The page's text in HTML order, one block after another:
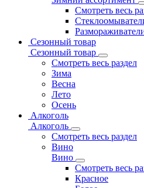
Смотреть весь
Сезонный товар
Сезонный товар
Смотреть весь раздел
Зима
Весна
Лето
Осень
Алкоголь
Алкоголь
Смотреть весь раздел
Вино
Вино
Смотреть весь
Красное